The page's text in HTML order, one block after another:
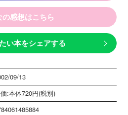
の感想はこちら
い本をシェアする
09/13
:本体720円(税別)